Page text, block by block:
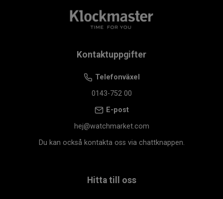
Kontaktuppgifter
Telefonväxel
0143-752 00
E-post
hej@watchmarket.com
Du kan också kontakta oss via chattknappen.
Hitta till oss